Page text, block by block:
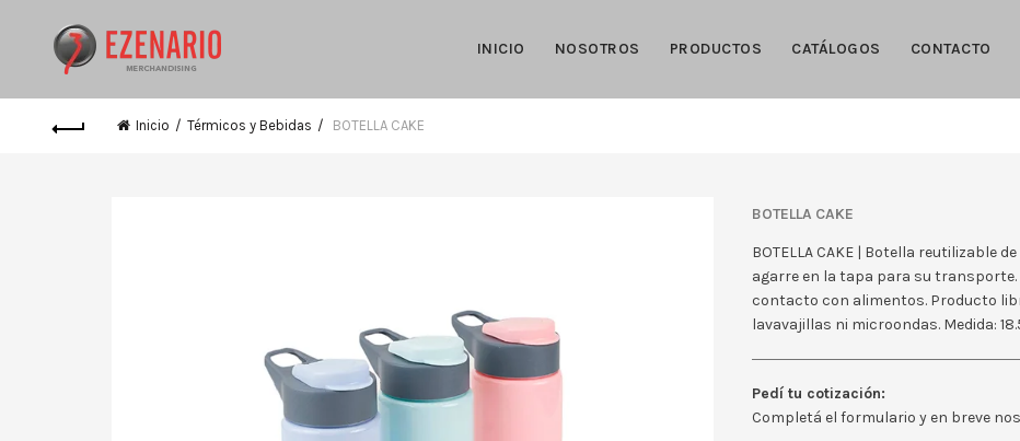
INICIO NOSOTROS PRODUCTOS CATÁLOGOS CONTACTO
Inicio Térmicos y Bebidas BOTELLA CAKE
BOTELLA CAKE
BOTELLA CAKE | Botella reutilizable
agarre en la tapa para su transporte.
contacto con alimentos. Producto
lavavajillas ni microondas. Medida:
Pedí tu cotización:
Completá el formulario y en breve